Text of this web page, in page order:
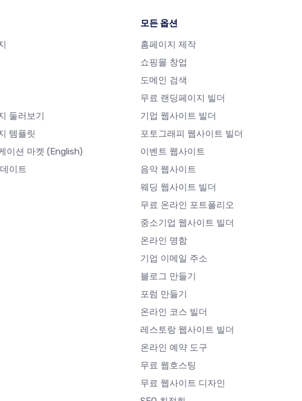
둘러보기
템플릿
이션 마켓 (English)
이트
모든 옵션
홈페이지 제작
쇼핑몰 창업
도메인 검색
무료 랜딩페이지 빌더
기업 웹사이트 빌더
포토그래피 웹사이트 빌더
이벤트 웹사이트
음악 웹사이트
웨딩 웹사이트 빌더
무료 온라인 포트폴리오
중소기업 웹사이트 빌더
온라인 명함
기업 이메일 주소
블로그 만들기
포럼 만들기
온라인 코스 빌더
레스토랑 웹사이트 빌더
온라인 예약 도구
무료 웹호스팅
무료 웹사이트 디자인